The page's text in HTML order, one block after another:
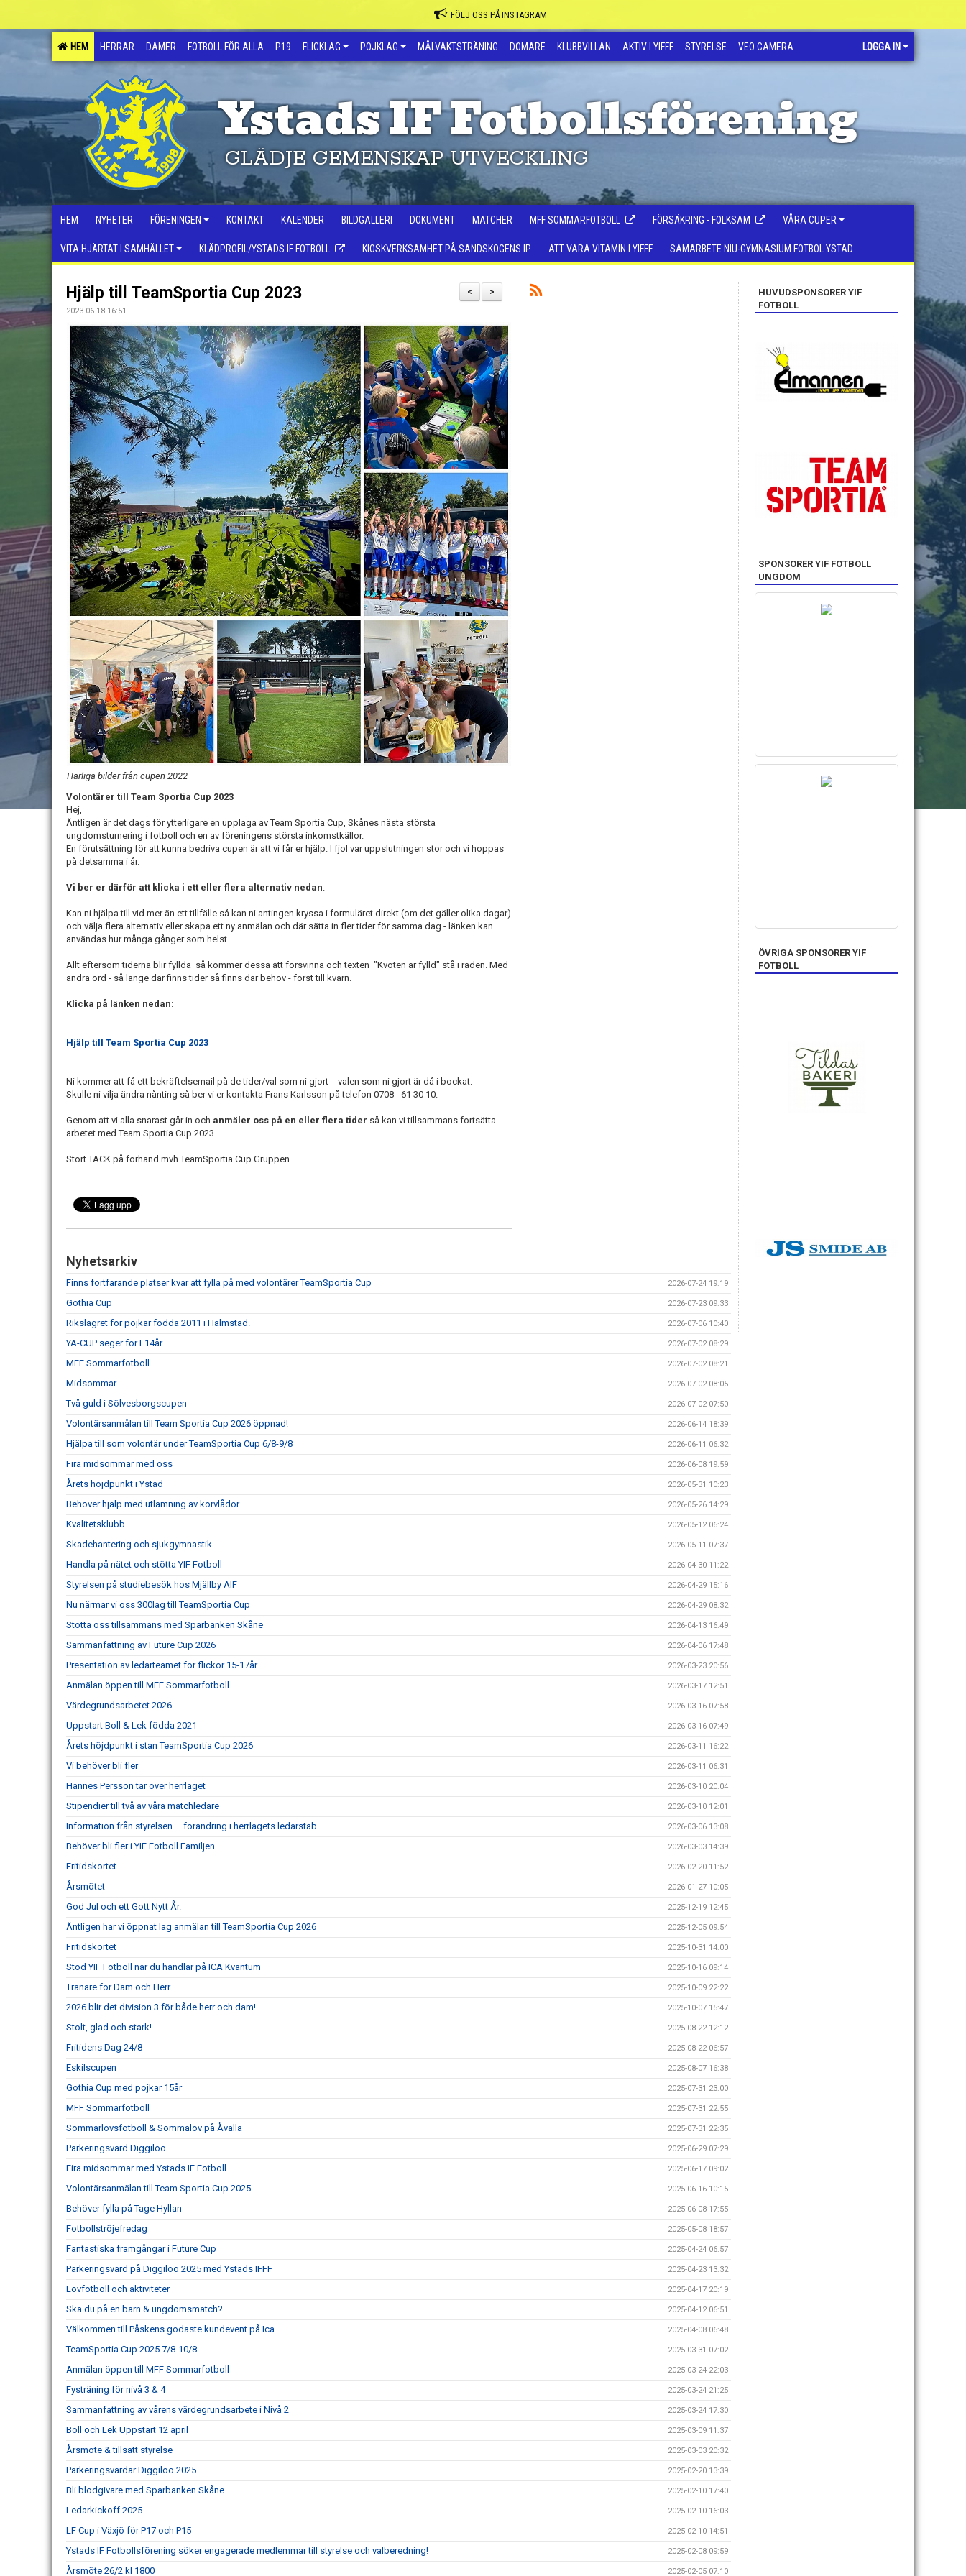
FÖLJ OSS PÅ INSTAGRAM
HEM HERRAR DAMER FOTBOLL FÖR ALLA P19 FLICKLAG POJKLAG MÅLVAKTSTRÄNING DOMARE KLUBBVILLAN AKTIV I YIFFF STYRELSE VEO CAMERA LOGGA IN
Ystads IF Fotbollsförening
GLÄDJE GEMENSKAP UTVECKLING
HEM NYHETER FÖRENINGEN KONTAKT KALENDER BILDGALLERI DOKUMENT MATCHER MFF SOMMARFOTBOLL FÖRSÄKRING - FOLKSAM VÅRA CUPER
VITA HJÄRTAT I SAMHÄLLET KLÄDPROFIL/YSTADS IF FOTBOLL KIOSKVERKSAMHET PÅ SANDSKOGENS IP ATT VARA VITAMIN I YIFFF SAMARBETE NIU-GYMNASIUM FOTBOL YSTAD
>
<
Hjälp till TeamSportia Cup 2023
2023-06-18 16:51
Härliga bilder från cupen 2022
Volontärer till Team Sportia Cup 2023
Hej,
Äntligen är det dags för ytterligare en upplaga av Team Sportia Cup, Skånes nästa största
ungdomsturnering i fotboll och en av föreningens största inkomstkällor.
En förutsättning för att kunna bedriva cupen är att vi får er hjälp. I fjol var uppslutningen stor och vi hoppas
på detsamma i år.
Vi ber er därför att klicka i ett eller flera alternativ nedan
Kan ni hjälpa till vid mer än ett tillfälle så kan ni antingen kryssa i formuläret direkt (om det gäller olika dagar)
och välja flera alternativ eller skapa ett ny anmälan och där sätta in fler tider för samma dag - länken kan
användas hur många gånger som helst.
Allt eftersom tiderna blir fyllda så kommer dessa att försvinna och texten "Kvoten är fylld" stå i raden. Med
andra ord - så länge där finns tider så finns där behov - först till kvarn.
Klicka på länken nedan:
Hjälp till Team Sportia Cup 2023
Ni kommer att få ett bekräftelsemail på de tider/val som ni gjort - valen som ni gjort är då i bockat.
Skulle ni vilja ändra nånting så ber vi er kontakta Frans Karlsson på telefon 0708 - 61 30 10.
Genom att vi alla snarast går in och anmäler oss på en eller flera tider så kan vi tillsammans fortsätta
arbetet med Team Sportia Cup 2023.
Stort TACK på förhand mvh TeamSportia Cup Gruppen
Nyhetsarkiv
Finns fortfarande platser kvar att fylla på med volontärer TeamSportia Cup 2026-07-24 19:19
Gothia Cup 2026-07-23 09:33
Rikslägret för pojkar födda 2011 i Halmstad. 2026-07-06 10:40
YA-CUP seger för F14år 2026-07-02 08:29
MFF Sommarfotboll 2026-07-02 08:21
Midsommar 2026-07-02 08:05
Två guld i Sölvesborgscupen 2026-07-02 07:50
Volontärsanmålan till Team Sportia Cup 2026 öppnad! 2026-06-14 18:39
Hjälpa till som volontär under TeamSportia Cup 6/8-9/8 2026-06-11 06:32
Fira midsommar med oss 2026-06-08 19:59
Årets höjdpunkt i Ystad 2026-05-31 10:23
Behöver hjälp med utlämning av korvlådor 2026-05-26 14:29
Kvalitetsklubb 2026-05-12 06:24
Skadehantering och sjukgymnastik 2026-05-11 07:37
Handla på nätet och stötta YIF Fotboll 2026-04-30 11:22
Styrelsen på studiebesök hos Mjällby AIF 2026-04-29 15:16
Nu närmar vi oss 300lag till TeamSportia Cup 2026-04-29 08:32
Stötta oss tillsammans med Sparbanken Skåne 2026-04-13 16:49
Sammanfattning av Future Cup 2026 2026-04-06 17:48
Presentation av ledarteamet för flickor 15-17år 2026-03-23 20:56
Anmälan öppen till MFF Sommarfotboll 2026-03-17 12:51
Värdegrundsarbetet 2026 2026-03-16 07:58
Uppstart Boll & Lek födda 2021 2026-03-16 07:49
Årets höjdpunkt i stan TeamSportia Cup 2026 2026-03-11 16:22
Vi behöver bli fler 2026-03-11 06:31
Hannes Persson tar över herrlaget 2026-03-10 20:04
Stipendier till två av våra matchledare 2026-03-10 12:01
Information från styrelsen – förändring i herrlagets ledarstab 2026-03-06 13:08
Behöver bli fler i YIF Fotboll Familjen 2026-03-03 14:39
Fritidskortet 2026-02-20 11:52
Årsmötet 2026-01-27 10:05
God Jul och ett Gott Nytt År. 2025-12-19 12:45
Äntligen har vi öppnat lag anmälan till TeamSportia Cup 2026 2025-12-05 09:54
Fritidskortet 2025-10-31 14:00
Stöd YIF Fotboll när du handlar på ICA Kvantum 2025-10-16 09:14
Tränare för Dam och Herr 2025-10-09 22:22
2026 blir det division 3 för både herr och dam! 2025-10-07 15:47
Stolt, glad och stark! 2025-08-22 12:12
Fritidens Dag 24/8 2025-08-22 06:57
Eskilscupen 2025-08-07 16:38
Gothia Cup med pojkar 15år 2025-07-31 23:00
MFF Sommarfotboll 2025-07-31 22:55
Sommarlovsfotboll & Sommalov på Åvalla 2025-07-31 22:35
Parkeringsvärd Diggiloo 2025-06-29 07:29
Fira midsommar med Ystads IF Fotboll 2025-06-17 09:02
Volontärsanmälan till Team Sportia Cup 2025 2025-06-16 10:15
Behöver fylla på Tage Hyllan 2025-06-08 17:55
Fotbollströjefredag 2025-05-08 18:57
Fantastiska framgångar i Future Cup 2025-04-24 06:57
Parkeringsvärd på Diggiloo 2025 med Ystads IFFF 2025-04-23 13:32
Lovfotboll och aktiviteter 2025-04-17 20:19
Ska du på en barn & ungdomsmatch? 2025-04-12 06:51
Välkommen till Påskens godaste kundevent på Ica 2025-04-08 06:48
TeamSportia Cup 2025 7/8-10/8 2025-03-31 07:02
Anmälan öppen till MFF Sommarfotboll 2025-03-24 22:03
Fysträning för nivå 3 & 4 2025-03-24 21:25
Sammanfattning av vårens värdegrundsarbete i Nivå 2 2025-03-24 17:30
Boll och Lek Uppstart 12 april 2025-03-09 11:37
Årsmöte & tillsatt styrelse 2025-03-03 20:32
Parkeringsvärdar Diggiloo 2025 2025-02-20 13:39
Bli blodgivare med Sparbanken Skåne 2025-02-10 17:40
Ledarkickoff 2025 2025-02-10 16:03
LF Cup i Växjö för P17 och P15 2025-02-10 14:51
Ystads IF Fotbollsförening söker engagerade medlemmar till styrelse och valberedning! 2025-02-08 09:59
Årsmöte 26/2 kl 1800 2025-02-05 07:10
HUVUDSPONSORER YIF
FOTBOLL
SPONSORER YIF FOTBOLL
UNGDOM
ÖVRIGA SPONSORER YIF
FOTBOLL